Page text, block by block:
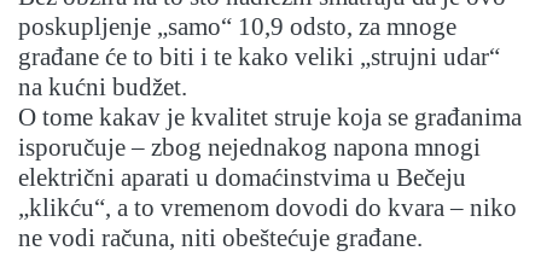
poskupljenje „samo“ 10,9 odsto, za mnoge
građane će to biti i te kako veliki „strujni udar“
na kućni budžet.
O tome kakav je kvalitet struje koja se građanima
isporučuje – zbog nejednakog napona mnogi
električni aparati u domaćinstvima u Bečeju
„klikću“, a to vremenom dovodi do kvara – niko
ne vodi računa, niti obeštećuje građane.